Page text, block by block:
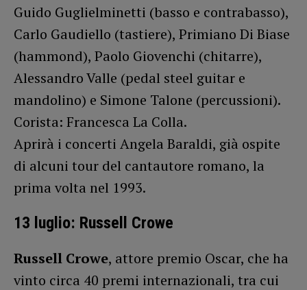
Guido Guglielminetti (basso e contrabasso),
Carlo Gaudiello (tastiere), Primiano Di Biase
(hammond), Paolo Giovenchi (chitarre),
Alessandro Valle (pedal steel guitar e
mandolino) e Simone Talone (percussioni).
Corista: Francesca La Colla.
Aprirà i concerti Angela Baraldi, già ospite
di alcuni tour del cantautore romano, la
prima volta nel 1993.
13 luglio: Russell Crowe
Russell Crowe, attore premio Oscar, che ha
vinto circa 40 premi internazionali, tra cui